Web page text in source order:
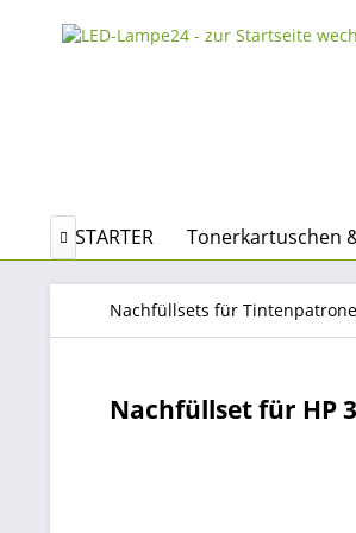
- MIT STARTER Tonerkartuschen

Nachfüllsets für
Nachfüllset für HP